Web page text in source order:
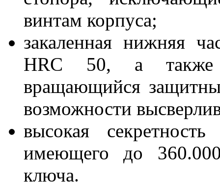
винтам корпуса;
закаленная нижняя
HRC 50, а также
вращающийся
возможности
высокая
имеющего до
ключа.